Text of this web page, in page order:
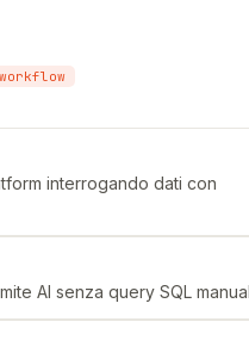
interrogando dati con
AI senza query SQL